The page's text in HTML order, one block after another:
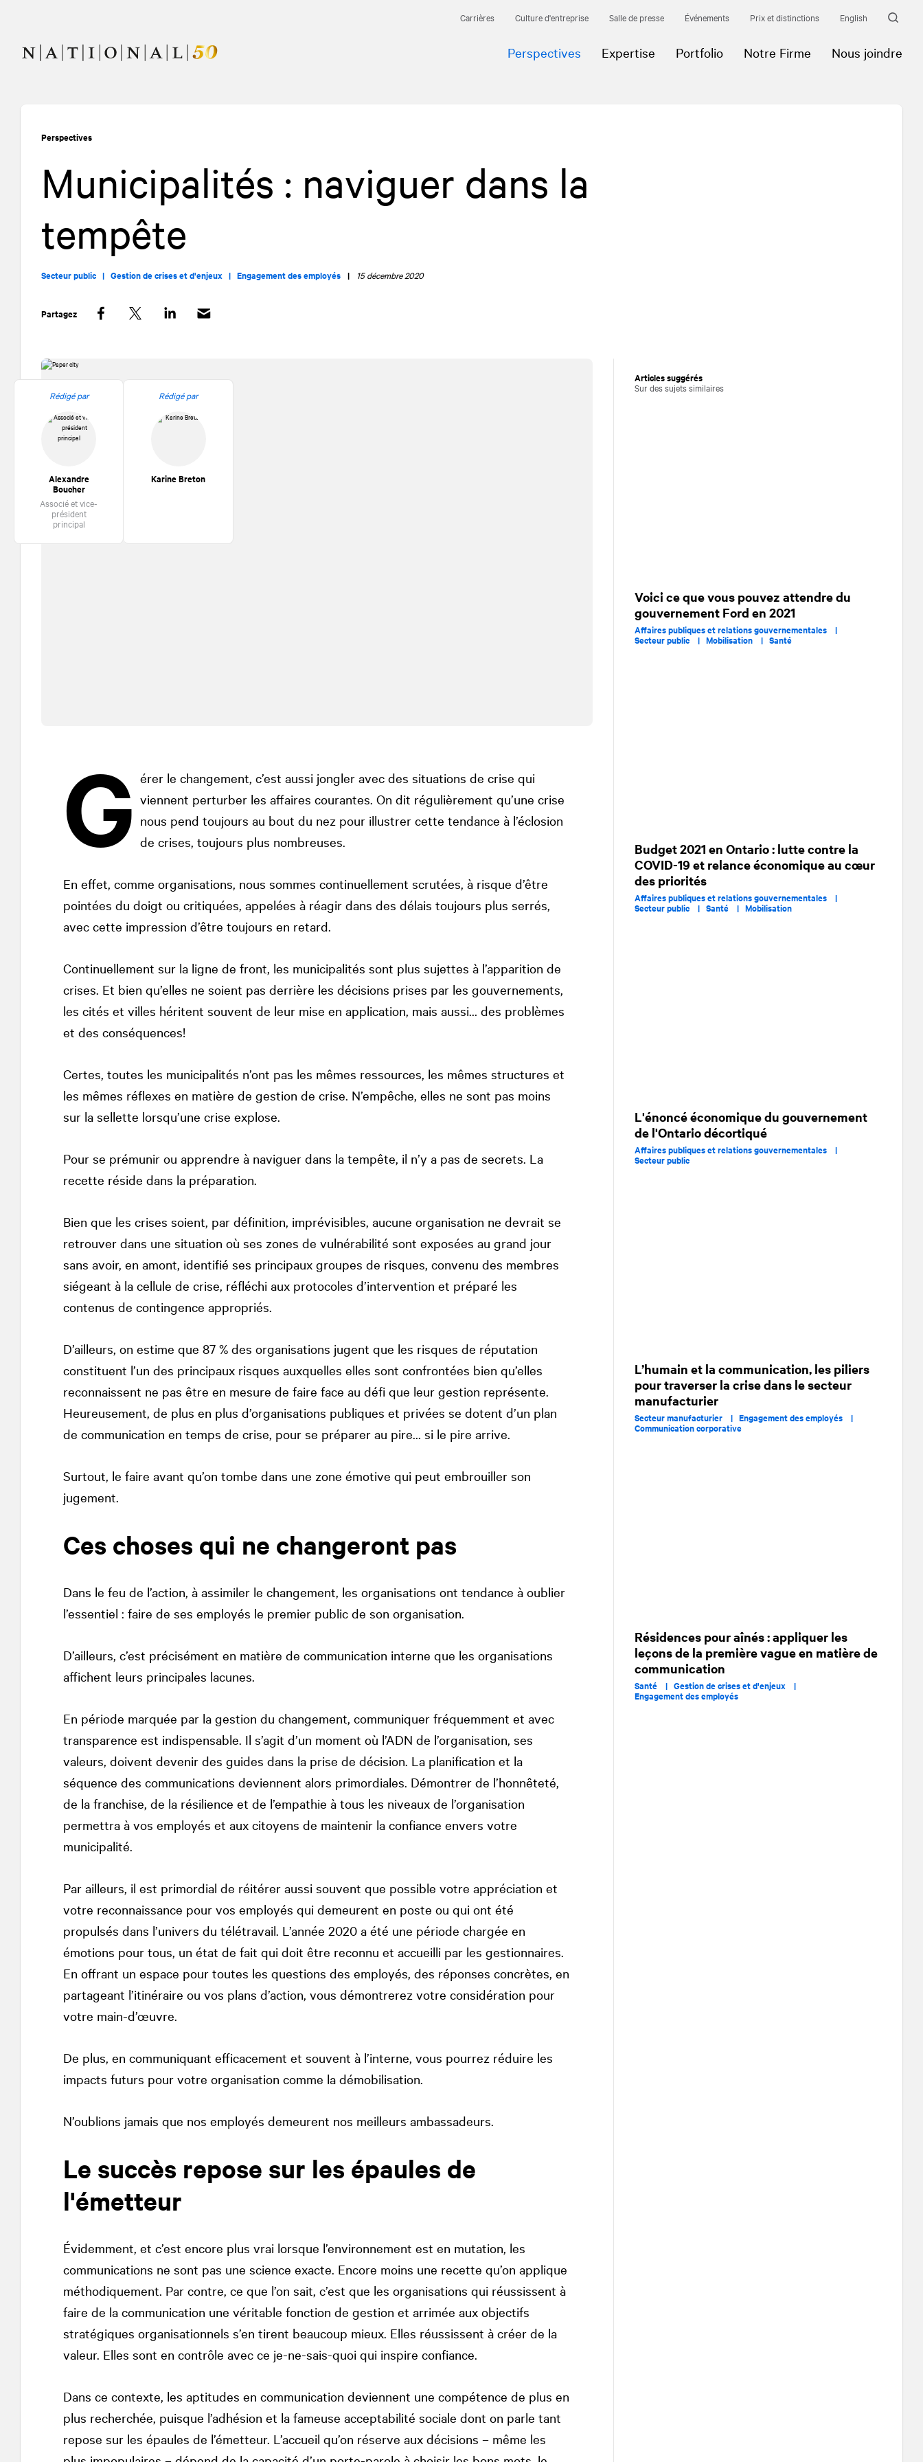
navigation
Carrières Culture d'entreprise Salle de presse Événements Prix et distinctions English
Perspectives Expertise Portfolio Notre Firme Nous joindre
Perspectives
Municipalités : naviguer dans la
tempête
Secteur public | Gestion de crises et d'enjeux | Engagement des employés | 15 décembre 2020
Partagez
Rédigé par
Alexandre
Boucher
Associé et vice-
président
principal
Rédigé par
Karine Breton
G érer le changement, c’est aussi jongler avec des situations de crise qui
viennent perturber les affaires courantes. On dit régulièrement qu’une crise
nous pend toujours au bout du nez pour illustrer cette tendance à l’éclosion
de crises, toujours plus nombreuses.
En effet, comme organisations, nous sommes continuellement scrutées, à risque d’être
pointées du doigt ou critiquées, appelées à réagir dans des délais toujours plus serrés,
avec cette impression d’être toujours en retard.
Continuellement sur la ligne de front, les municipalités sont plus sujettes à l’apparition de
crises. Et bien qu’elles ne soient pas derrière les décisions prises par les gouvernements,
les cités et villes héritent souvent de leur mise en application, mais aussi… des problèmes
et des conséquences!
Certes, toutes les municipalités n’ont pas les mêmes ressources, les mêmes structures et
les mêmes réflexes en matière de gestion de crise. N’empêche, elles ne sont pas moins
sur la sellette lorsqu’une crise explose.
Pour se prémunir ou apprendre à naviguer dans la tempête, il n’y a pas de secrets. La
recette réside dans la préparation.
Bien que les crises soient, par définition, imprévisibles, aucune organisation ne devrait se
retrouver dans une situation où ses zones de vulnérabilité sont exposées au grand jour
sans avoir, en amont, identifié ses principaux groupes de risques, convenu des membres
siégeant à la cellule de crise, réfléchi aux protocoles d’intervention et préparé les
contenus de contingence appropriés.
D’ailleurs, on estime que 87 % des organisations jugent que les risques de réputation
constituent l’un des principaux risques auxquelles elles sont confrontées bien qu’elles
reconnaissent ne pas être en mesure de faire face au défi que leur gestion représente.
Heureusement, de plus en plus d’organisations publiques et privées se dotent d’un plan
de communication en temps de crise, pour se préparer au pire… si le pire arrive.
Surtout, le faire avant qu’on tombe dans une zone émotive qui peut embrouiller son
jugement.
Ces choses qui ne changeront pas
Dans le feu de l’action, à assimiler le changement, les organisations ont tendance à oublier
l’essentiel : faire de ses employés le premier public de son organisation.
D’ailleurs, c’est précisément en matière de communication interne que les organisations
affichent leurs principales lacunes.
En période marquée par la gestion du changement, communiquer fréquemment et avec
transparence est indispensable. Il s’agit d’un moment où l’ADN de l’organisation, ses
valeurs, doivent devenir des guides dans la prise de décision. La planification et la
séquence des communications deviennent alors primordiales. Démontrer de l’honnêteté,
de la franchise, de la résilience et de l’empathie à tous les niveaux de l’organisation
permettra à vos employés et aux citoyens de maintenir la confiance envers votre
municipalité.
Par ailleurs, il est primordial de réitérer aussi souvent que possible votre appréciation et
votre reconnaissance pour vos employés qui demeurent en poste ou qui ont été
propulsés dans l’univers du télétravail. L’année 2020 a été une période chargée en
émotions pour tous, un état de fait qui doit être reconnu et accueilli par les gestionnaires.
En offrant un espace pour toutes les questions des employés, des réponses concrètes, en
partageant l’itinéraire ou vos plans d’action, vous démontrerez votre considération pour
votre main-d’œuvre.
De plus, en communiquant efficacement et souvent à l’interne, vous pourrez réduire les
impacts futurs pour votre organisation comme la démobilisation.
N’oublions jamais que nos employés demeurent nos meilleurs ambassadeurs.
Le succès repose sur les épaules de
l'émetteur
Évidemment, et c’est encore plus vrai lorsque l’environnement est en mutation, les
communications ne sont pas une science exacte. Encore moins une recette qu’on applique
méthodiquement. Par contre, ce que l’on sait, c’est que les organisations qui réussissent à
faire de la communication une véritable fonction de gestion et arrimée aux objectifs
stratégiques organisationnels s’en tirent beaucoup mieux. Elles réussissent à créer de la
valeur. Elles sont en contrôle avec ce je-ne-sais-quoi qui inspire confiance.
Dans ce contexte, les aptitudes en communication deviennent une compétence de plus en
plus recherchée, puisque l’adhésion et la fameuse acceptabilité sociale dont on parle tant
repose sur les épaules de l’émetteur. L’accueil qu’on réserve aux décisions – même les
Articles suggérés
Sur des sujets similaires
Voici ce que vous pouvez attendre du
gouvernement Ford en 2021
Affaires publiques et relations gouvernementales |
Secteur public | Mobilisation | Santé
Budget 2021 en Ontario : lutte contre la
COVID-19 et relance économique au cœur
des priorités
Affaires publiques et relations gouvernementales |
Secteur public | Santé | Mobilisation
L'énoncé économique du gouvernement
de l'Ontario décortiqué
Affaires publiques et relations gouvernementales |
Secteur public
L’humain et la communication, les piliers
pour traverser la crise dans le secteur
manufacturier
Secteur manufacturier | Engagement des employés |
Communication corporative
Résidences pour aînés : appliquer les
leçons de la première vague en matière de
communication
Santé | Gestion de crises et d'enjeux |
Engagement des employés